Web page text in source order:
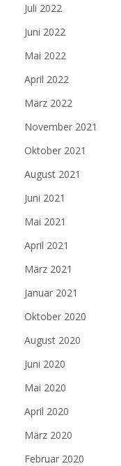
Juli 2022
Juni 2022
Mai 2022
April 2022
März 2022
November 2021
Oktober 2021
August 2021
Juni 2021
Mai 2021
April 2021
März 2021
Januar 2021
Oktober 2020
August 2020
Juni 2020
Mai 2020
April 2020
März 2020
Februar 2020